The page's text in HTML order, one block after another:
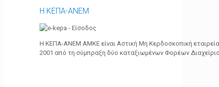
Η ΚΕΠΑ-ΑΝΕΜ
Η ΚΕΠΑ-ΑΝΕΜ ΑΜΚΕ είναι Αστική Μη Κερδοσκοπική
2001 από τη σύμπραξη δύο καταξιωμένων Φορέων